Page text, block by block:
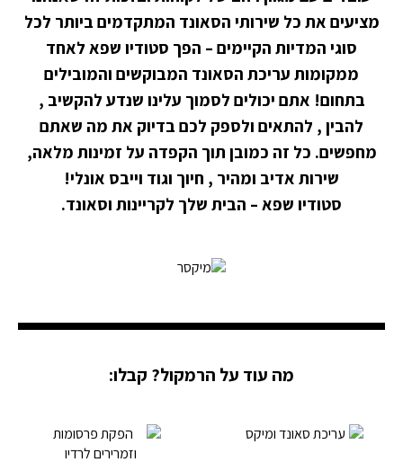
מציעים את כל שירותי הסאונד המתקדמים ביותר לכל
סוגי המדיות הקיימים – הפך סטודיו שפא לאחד
ממקומות עריכת הסאונד המבוקשים והמובילים
בתחום! אתם יכולים לסמוך עלינו שנדע להקשיב ,
להבין , להתאים ולספק לכם בדיוק את מה שאתם
מחפשים. כל זה כמובן תוך הקפדה על זמינות מלאה,
שירות אדיב ומהיר , חיוך וגוד וייבס אונלי!
סטודיו שפא – הבית שלך לקריינות וסאונד.
מה עוד על הרמקול? קבלו: